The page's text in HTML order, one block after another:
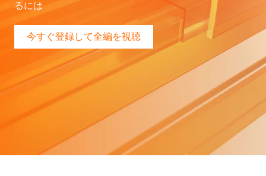
るには
今すぐ登録して全編を視聴